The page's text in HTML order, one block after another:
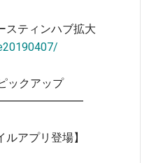
スティンハブ拡大
ックアップ
ルアプリ登場】